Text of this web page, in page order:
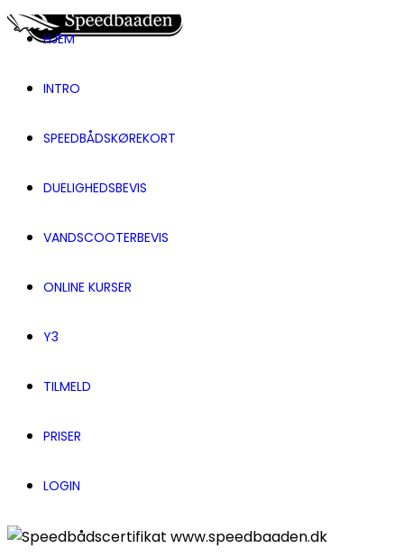
HJEM
INTRO
SPEEDBÅDSKØREKORT
DUELIGHEDSBEVIS
VANDSCOOTERBEVIS
ONLINE KURSER
Y3
TILMELD
PRISER
LOGIN